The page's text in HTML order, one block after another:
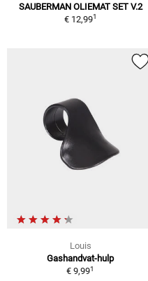
SAUBERMAN OLIEMAT SET V.2
€ 12,991
Louis
Gashandvat-hulp
€ 9,991